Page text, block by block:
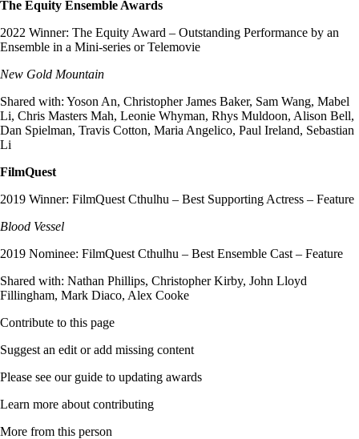
The Equity Ensemble Awards
2022 Winner: The Equity Award – Outstanding Performance by an
Ensemble in a Mini-series or Telemovie
New Gold Mountain
Shared with: Yoson An, Christopher James Baker, Sam Wang, Mabel
Li, Chris Masters Mah, Leonie Whyman, Rhys Muldoon, Alison Bell,
Dan Spielman, Travis Cotton, Maria Angelico, Paul Ireland, Sebastian
Li
FilmQuest
2019 Winner: FilmQuest Cthulhu – Best Supporting Actress – Feature
Blood Vessel
2019 Nominee: FilmQuest Cthulhu – Best Ensemble Cast – Feature
Shared with: Nathan Phillips, Christopher Kirby, John Lloyd
Fillingham, Mark Diaco, Alex Cooke
Contribute to this page
Suggest an edit or add missing content
Please see our guide to updating awards
Learn more about contributing
More from this person